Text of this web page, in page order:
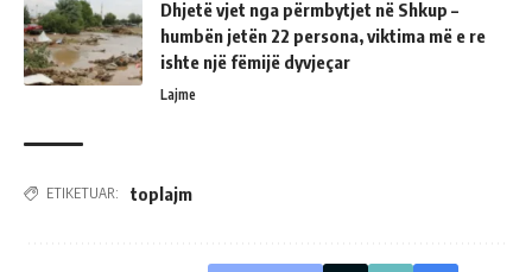
Dhjetë vjet nga përmbytjet në Shkup –
humbën jetën 22 persona, viktima më e re
ishte një fëmijë dyvjeçar
Lajme
ETIKETUAR: toplajm